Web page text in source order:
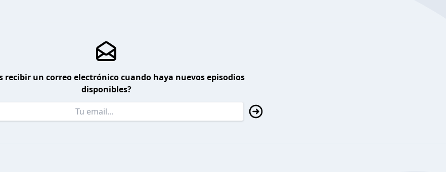
recibir un correo electrónico cuando haya nuevos episodios
disponibles?